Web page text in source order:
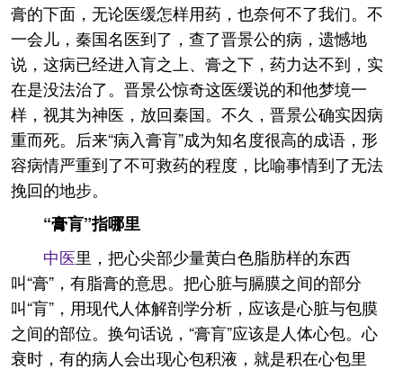
膏的下面，无论医缓怎样用药，也奈何不了我们。不
一会儿，秦国名医到了，查了晋景公的病，遗憾地
说，这病已经进入肓之上、膏之下，药力达不到，实
在是没法治了。晋景公惊奇这医缓说的和他梦境一
样，视其为神医，放回秦国。不久，晋景公确实因病
重而死。后来“病入膏肓”成为知名度很高的成语，形
容病情严重到了不可救药的程度，比喻事情到了无法
挽回的地步。
“膏肓”指哪里
中医里，把心尖部少量黄白色脂肪样的东西
叫“膏”，有脂膏的意思。把心脏与膈膜之间的部分
叫“肓”，用现代人体解剖学分析，应该是心脏与包膜
之间的部位。换句话说，“膏肓”应该是人体心包。心
衰时，有的病人会出现心包积液，就是积在心包里